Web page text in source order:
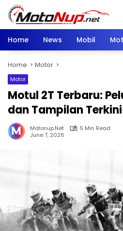
Skip
content
Home
News Mobil
Home Motor
Motor
Motul 2T Terbaru:
dan Tampilan Terkini
Motonup.net
5 Min Read
June 7, 2026